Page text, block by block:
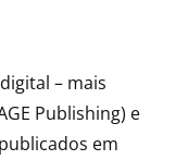
– mais
Publishing) e
em